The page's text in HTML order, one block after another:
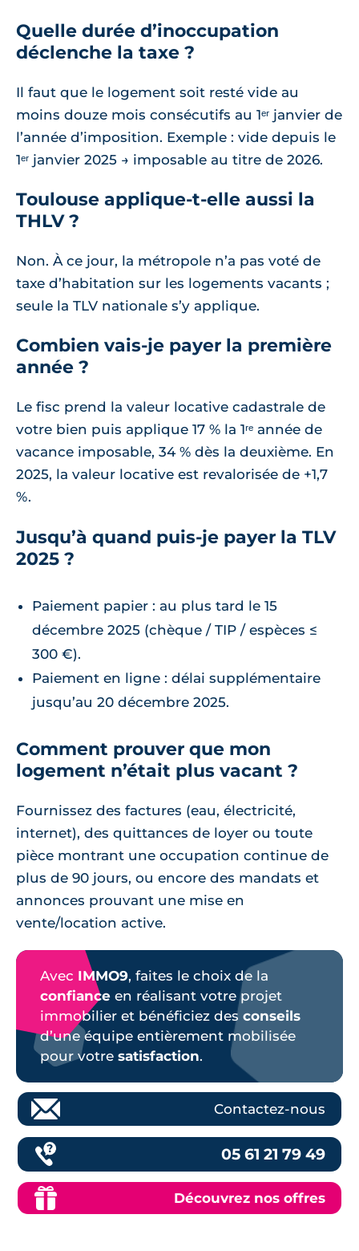
Quelle durée d’inoccupation
déclenche la taxe ?
Il faut que le logement soit resté vide au
moins douze mois consécutifs au 1ᵉʳ janvier de
l’année d’imposition. Exemple : vide depuis le
1ᵉʳ janvier 2025 → imposable au titre de 2026.
Toulouse applique-t-elle aussi la
THLV ?
Non. À ce jour, la métropole n’a pas voté de
taxe d’habitation sur les logements vacants ;
seule la TLV nationale s’y applique.
Combien vais-je payer la première
année ?
Le fisc prend la valeur locative cadastrale de
votre bien puis applique 17 % la 1ʳᵉ année de
vacance imposable, 34 % dès la deuxième. En
2025, la valeur locative est revalorisée de +1,7
%.
Jusqu’à quand puis-je payer la TLV
2025 ?
Paiement papier : au plus tard le 15
décembre 2025 (chèque / TIP / espèces ≤
300 €).
Paiement en ligne : délai supplémentaire
jusqu’au 20 décembre 2025.
Comment prouver que mon
logement n’était plus vacant ?
Fournissez des factures (eau, électricité,
internet), des quittances de loyer ou toute
pièce montrant une occupation continue de
plus de 90 jours, ou encore des mandats et
annonces prouvant une mise en
vente/location active.
Avec IMMO9, faites le choix de la
confiance en réalisant votre projet
immobilier et bénéficiez des conseils
d’une équipe entièrement mobilisée
pour votre satisfaction.
Contactez-nous
05 61 21 79 49
Découvrez nos offres